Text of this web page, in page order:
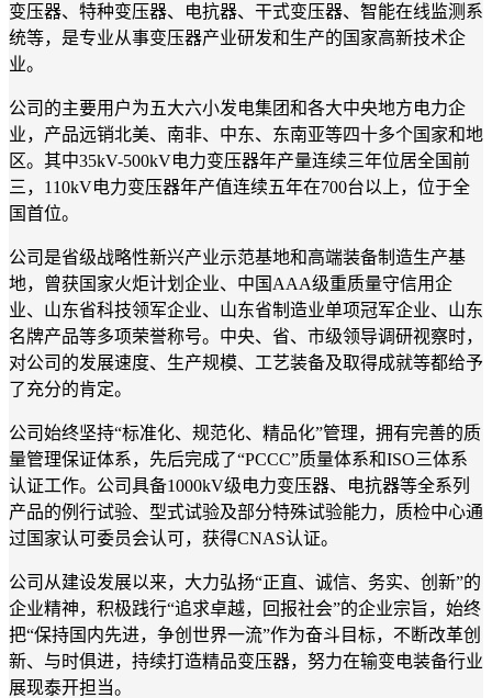
变压器、特种变压器、电抗器、干式变压器、智能在线监测系
统等，是专业从事变压器产业研发和生产的国家高新技术企
业。
公司的主要用户为五大六小发电集团和各大中央地方电力企
业，产品远销北美、南非、中东、东南亚等四十多个国家和地
区。其中35kV-500kV电力变压器年产量连续三年位居全国前
三，110kV电力变压器年产值连续五年在700台以上，位于全
国首位。
公司是省级战略性新兴产业示范基地和高端装备制造生产基
地，曾获国家火炬计划企业、中国AAA级重质量守信用企
业、山东省科技领军企业、山东省制造业单项冠军企业、山东
名牌产品等多项荣誉称号。中央、省、市级领导调研视察时，
对公司的发展速度、生产规模、工艺装备及取得成就等都给予
了充分的肯定。
公司始终坚持“标准化、规范化、精品化”管理，拥有完善的质
量管理保证体系，先后完成了“PCCC”质量体系和ISO三体系
认证工作。公司具备1000kV级电力变压器、电抗器等全系列
产品的例行试验、型式试验及部分特殊试验能力，质检中心通
过国家认可委员会认可，获得CNAS认证。
公司从建设发展以来，大力弘扬“正直、诚信、务实、创新”的
企业精神，积极践行“追求卓越，回报社会”的企业宗旨，始终
把“保持国内先进，争创世界一流”作为奋斗目标，不断改革创
新、与时俱进，持续打造精品变压器，努力在输变电装备行业
展现泰开担当。